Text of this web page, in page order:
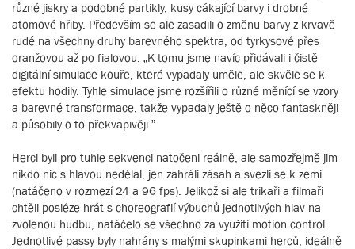
různé jiskry a podobné partikly, kusy cákající barvy i drobné
atomové hřiby. Především se ale zasadili o změnu barvy z krvavě
rudé na všechny druhy barevného spektra, od tyrkysové přes
oranžovou až po fialovou. „K tomu jsme navíc přidávali i čistě
digitální simulace kouře, které vypadaly uměle, ale skvěle se k
efektu hodily. Tyhle simulace jsme rozšířili o různé měnící se vzory
a barevné transformace, takže vypadaly ještě o něco fantaskněji
a působily o to překvapivěji.”
Herci byli pro tuhle sekvenci natočeni reálně, ale samozřejmě jim
nikdo nic s hlavou nedělal, jen zahráli zásah a svezli se k zemi
(natáčeno v rozmezí 24 a 96 fps). Jelikož si ale trikaři a filmaři
chtěli posléze hrát s choreografií výbuchů jednotlivých hlav na
zvolenou hudbu, natáčelo se všechno za využití motion control.
Jednotlivé passy byly nahrány s malými skupinkami herců, ideálně